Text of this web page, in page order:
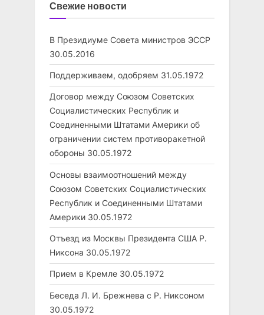
Свежие новости
В Президиуме Совета министров ЭССР
30.05.2016
Поддерживаем, одобряем 31.05.1972
Договор между Союзом Советских
Социалистических Республик и
Соединенными Штатами Америки об
ограничении систем противоракетной
обороны 30.05.1972
Основы взаимоотношений между
Союзом Советских Социалистических
Республик и Соединенными Штатами
Америки 30.05.1972
Отъезд из Москвы Президента США Р.
Никсона 30.05.1972
Прием в Кремле 30.05.1972
Беседа Л. И. Брежнева с Р. Никсоном
30.05.1972